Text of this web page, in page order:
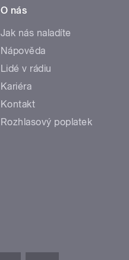
O nás
Jak nás naladíte
Nápověda
Lidé v rádiu
Kariéra
Kontakt
Rozhlasový poplatek